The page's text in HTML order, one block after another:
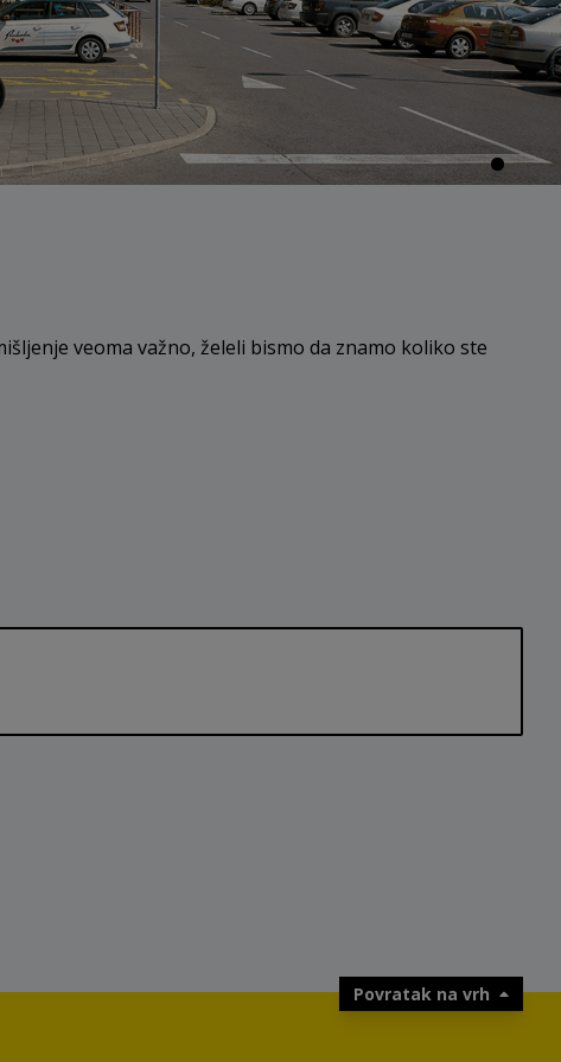
veoma važno, želeli bismo da znamo koliko ste
Povratak na vrh